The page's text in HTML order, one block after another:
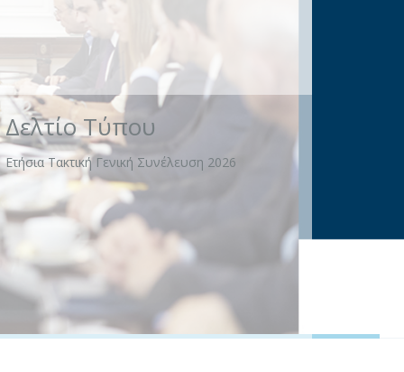
Δελτίο Τύπου
Alpha Bank, Eurobank, Εθνική Τράπεζα και
Πειραιώς στηρίζουν το ΕΚΑΒ